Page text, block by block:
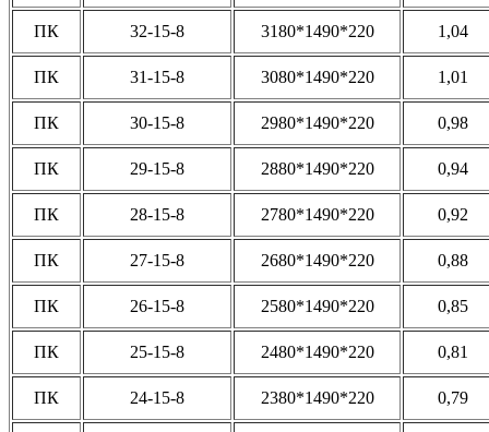
ПК 32-15-8 3180*1490*220 1,04
ПК 31-15-8 3080*1490*220 1,01
ПК 30-15-8 2980*1490*220 0,98
ПК 29-15-8 2880*1490*220 0,94
ПК 28-15-8 2780*1490*220 0,92
ПК 27-15-8 2680*1490*220 0,88
ПК 26-15-8 2580*1490*220 0,85
ПК 25-15-8 2480*1490*220 0,81
ПК 24-15-8 2380*1490*220 0,79